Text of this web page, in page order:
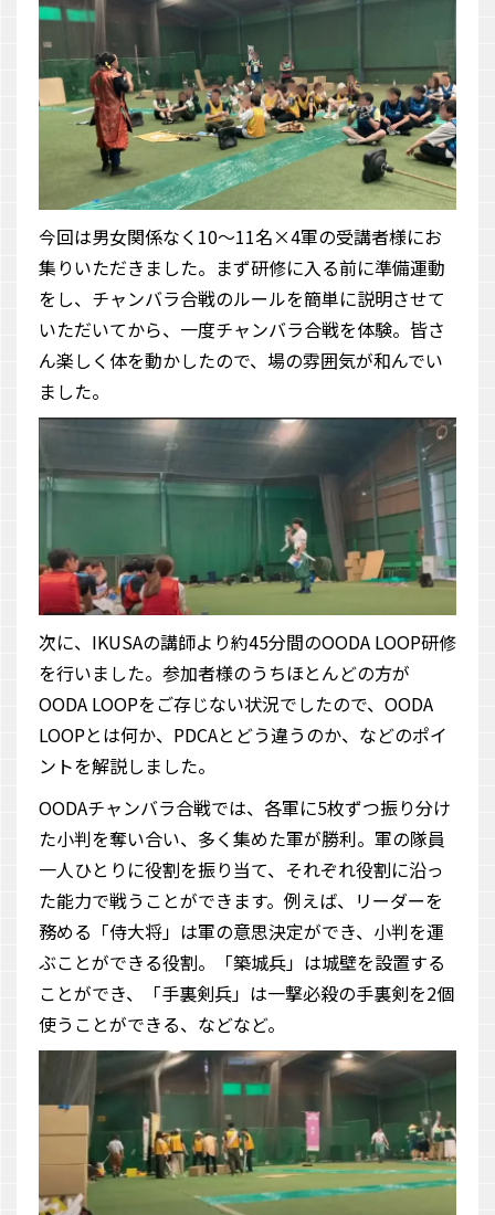
今回は男女関係なく10～11名×4軍の受講者様にお
集りいただきました。まず研修に入る前に準備運動
をし、チャンバラ合戦のルールを簡単に説明させて
いただいてから、一度チャンバラ合戦を体験。皆さ
ん楽しく体を動かしたので、場の雰囲気が和んでい
ました。
次に、IKUSAの講師より約45分間のOODA LOOP研修
を行いました。参加者様のうちほとんどの方が
OODA LOOPをご存じない状況でしたので、OODA
LOOPとは何か、PDCAとどう違うのか、などのポイ
ントを解説しました。
OODAチャンバラ合戦では、各軍に5枚ずつ振り分け
た小判を奪い合い、多く集めた軍が勝利。軍の隊員
一人ひとりに役割を振り当て、それぞれ役割に沿っ
た能力で戦うことができます。例えば、リーダーを
務める「侍大将」は軍の意思決定ができ、小判を運
ぶことができる役割。「築城兵」は城壁を設置する
ことができ、「手裏剣兵」は一撃必殺の手裏剣を2個
使うことができる、などなど。